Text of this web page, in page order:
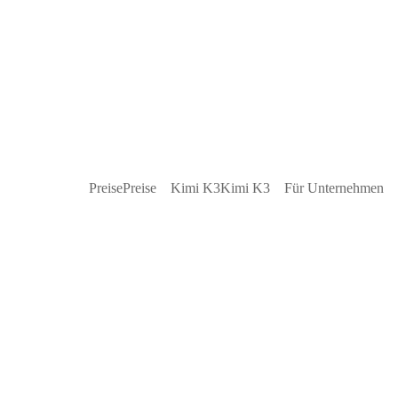
PreisePreise Kimi K3Kimi K3 Für Unternehmen